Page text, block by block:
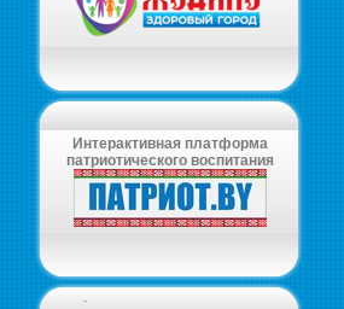
Интерактивная платформа
патриотического воспитания
-